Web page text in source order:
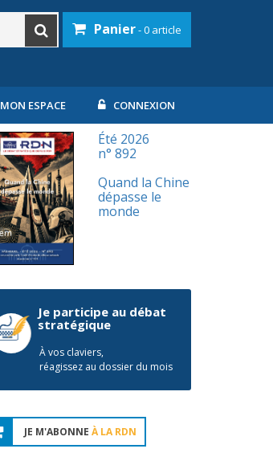
Panier- 0 article
MON ESPACE CONNEXION
Été 2026
n° 892
Quand la Chine
dépasse le
monde
Je participe au débat
stratégique
À vos claviers,
réagissez au dossier du mois
JE M'ABONNE À LA RDN